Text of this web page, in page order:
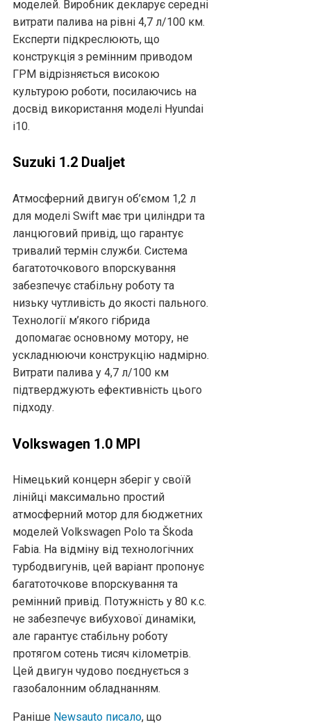
моделей. Виробник декларує середні
витрати палива на рівні 4,7 л/100 км.
Експерти підкреслюють, що
конструкція з ремінним приводом
ГРМ відрізняється високою
культурою роботи, посилаючись на
досвід використання моделі Hyundai
i10.
Suzuki 1.2 Dualjet
Атмосферний двигун об’ємом 1,2 л
для моделі Swift має три циліндри та
ланцюговий привід, що гарантує
тривалий термін служби. Система
багатоточкового впорскування
забезпечує стабільну роботу та
низьку чутливість до якості пального.
Технології м’якого гібрида
допомагає основному мотору, не
ускладнюючи конструкцію надмірно.
Витрати палива у 4,7 л/100 км
підтверджують ефективність цього
підходу.
Volkswagen 1.0 MPI
Німецький концерн зберіг у своїй
лінійці максимально простий
атмосферний мотор для бюджетних
моделей Volkswagen Polo та Škoda
Fabia. На відміну від технологічних
турбодвигунів, цей варіант пропонує
багатоточкове впорскування та
ремінний привід. Потужність у 80 к.с.
не забезпечує вибухової динаміки,
але гарантує стабільну роботу
протягом сотень тисяч кілометрів.
Цей двигун чудово поєднується з
газобалонним обладнанням.
Раніше Newsauto писало, що